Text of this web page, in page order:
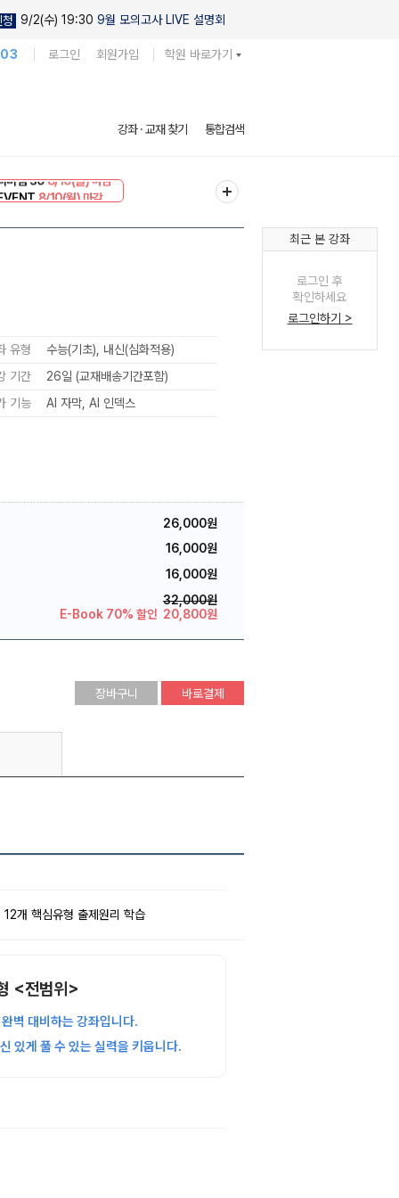
9/2(수) 19:30 9월 모의고사 LIVE 설명회
로그인 회원가입 학원 바로가기
강좌 · 교재 찾기 통합검색
8/10(월) 마감
유형
수능(기초), 내신(심화적용)
기간
26일 (교재배송기간포함)
기능
AI 자막 AI 인덱스
26,000원
16,000원
16,000원
32,000원
E-Book 70% 할인 20,800원
장바구니 바로결제
개 핵심유형 출제원리 학습
<전범위>
벽 대비하는 강좌입니다.
있게 풀 수 있는 실력을 키웁니다.
최근 본 강좌
로그인 후
확인하세요
로그인하기 >